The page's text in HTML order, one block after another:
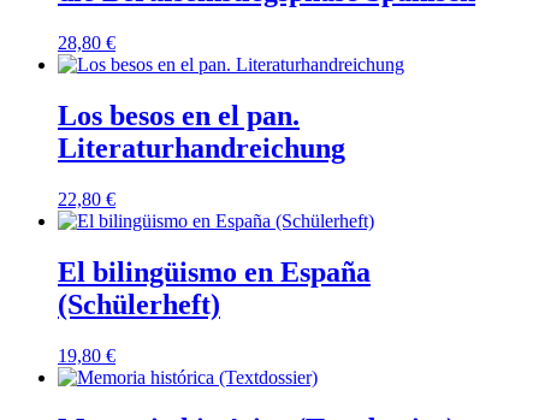
28,80 €
Los besos en el pan.
Literaturhandreichung
22,80 €
El bilingüismo en España
(Schülerheft)
19,80 €